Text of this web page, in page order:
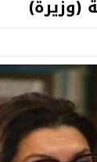
(وزيرة)